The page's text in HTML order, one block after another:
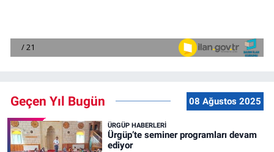
Geçen Yıl Bugün 08 Ağustos 2025
ÜRGÜP HABERLERI
Ürgüp’te seminer programları devam
ediyor